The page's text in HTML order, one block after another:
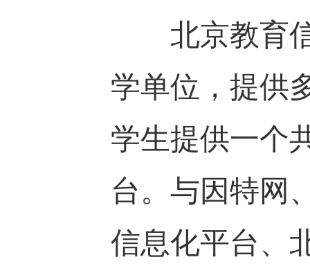
北京教育信
学单位，提供
学生提供一个
台。与因特网
信息化平台、